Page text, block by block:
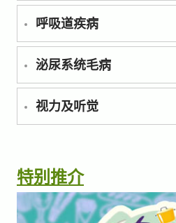
呼吸道疾病
泌尿系统毛病
视力及听觉
特别推介